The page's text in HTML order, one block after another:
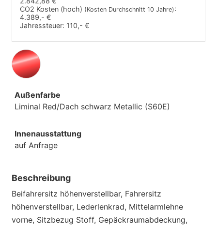
CO2 Kosten (hoch) (Kosten Durchschnitt 10 Jahre):
4.389,- €
Jahressteuer: 110,- €
Außenfarbe
Liminal Red/Dach schwarz Metallic (S60E)
Innenausstattung
auf Anfrage
Beschreibung
Beifahrersitz höhenverstellbar, Fahrersitz
höhenverstellbar, Lederlenkrad, Mittelarmlehne
vorne, Sitzbezug Stoff, Gepäckraumabdeckung,